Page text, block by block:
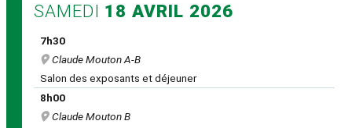
SAMEDI 18 AVRIL 2026
7h30
Claude Mouton A-B
Salon des exposants et déjeuner
8h00
Claude Mouton B